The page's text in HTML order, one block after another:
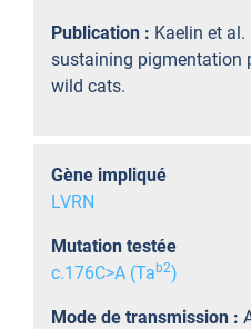
Publication : Kaelin et
sustaining pigmentation
wild cats.
Gène impliqué
LVRN
Mutation testée
c.176C>A (Ta b2)
Mode de transmission :